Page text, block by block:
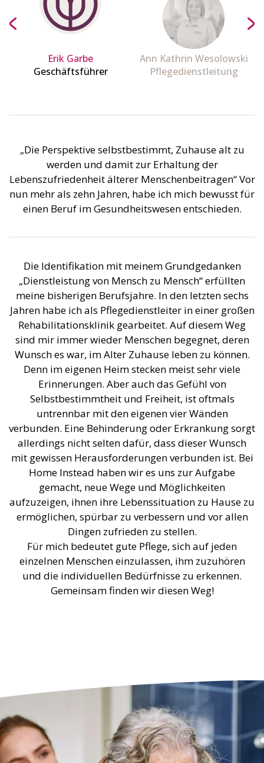
Erik Garbe
Geschäftsführer
Ann Kathrin Wesolowski
Pflegedienstleitung
„Die Perspektive selbstbestimmt, Zuhause alt zu
werden und damit zur Erhaltung der
Lebenszufriedenheit älterer Menschenbeitragen“ Vor
nun mehr als zehn Jahren, habe ich mich bewusst für
einen Beruf im Gesundheitswesen entschieden.
Die Identifikation mit meinem Grundgedanken
„Dienstleistung von Mensch zu Mensch“ erfüllten
meine bisherigen Berufsjahre. In den letzten sechs
Jahren habe ich als Pflegedienstleiter in einer großen
Rehabilitationsklinik gearbeitet. Auf diesem Weg
sind mir immer wieder Menschen begegnet, deren
Wunsch es war, im Alter Zuhause leben zu können.
Denn im eigenen Heim stecken meist sehr viele
Erinnerungen. Aber auch das Gefühl von
Selbstbestimmtheit und Freiheit, ist oftmals
untrennbar mit den eigenen vier Wänden
verbunden. Eine Behinderung oder Erkrankung sorgt
allerdings nicht selten dafür, dass dieser Wunsch
mit gewissen Herausforderungen verbunden ist. Bei
Home Instead haben wir es uns zur Aufgabe
gemacht, neue Wege und Möglichkeiten
aufzuzeigen, ihnen ihre Lebenssituation zu Hause zu
ermöglichen, spürbar zu verbessern und vor allen
Dingen zufrieden zu stellen.
Für mich bedeutet gute Pflege, sich auf jeden
einzelnen Menschen einzulassen, ihm zuzuhören
und die individuellen Bedürfnisse zu erkennen.
Gemeinsam finden wir diesen Weg!